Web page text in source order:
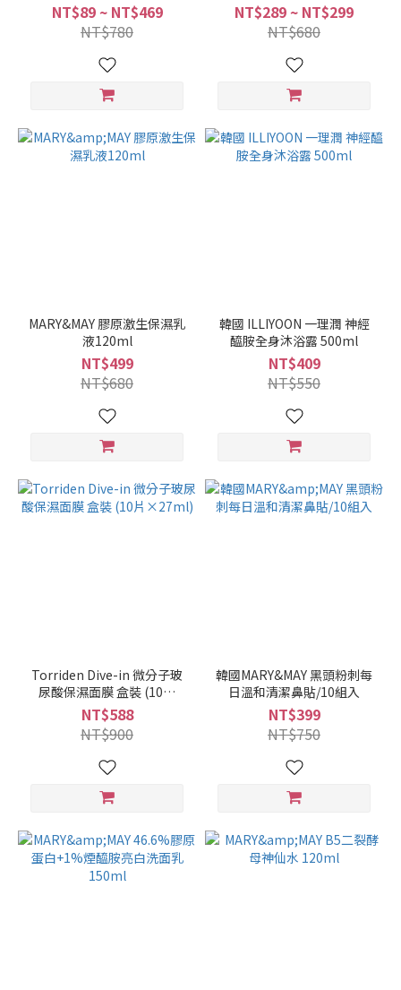
NT$89 ~ NT$469
NT$780
NT$289 ~ NT$299
NT$680
MARY&MAY 膠原激生保濕乳
液120ml
NT$499
NT$680
韓國 ILLIYOON 一理潤 神經
醯胺全身沐浴露 500ml
NT$409
NT$550
Torriden Dive-in 微分子玻
尿酸保濕面膜 盒裝 (10片
×27ml)
NT$588
NT$900
韓國MARY&MAY 黑頭粉刺每
日溫和清潔鼻貼/10組入
NT$399
NT$750